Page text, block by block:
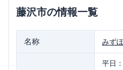
藤沢市の情報一覧
名称 みず
平日：